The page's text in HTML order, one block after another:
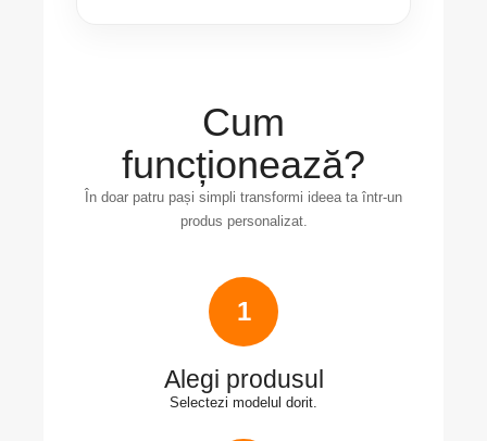
Cum
funcționează?
În doar patru pași simpli transformi ideea ta într-un
produs personalizat.
1
Alegi produsul
Selectezi modelul dorit.